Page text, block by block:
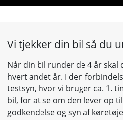
Vi tjekker din bil så du
Når din bil runder de 4 år skal
hvert andet år. I den
testsyn, hvor vi bruger ca. 1.
bil, for at se om den lever op
godkendelse og syn af